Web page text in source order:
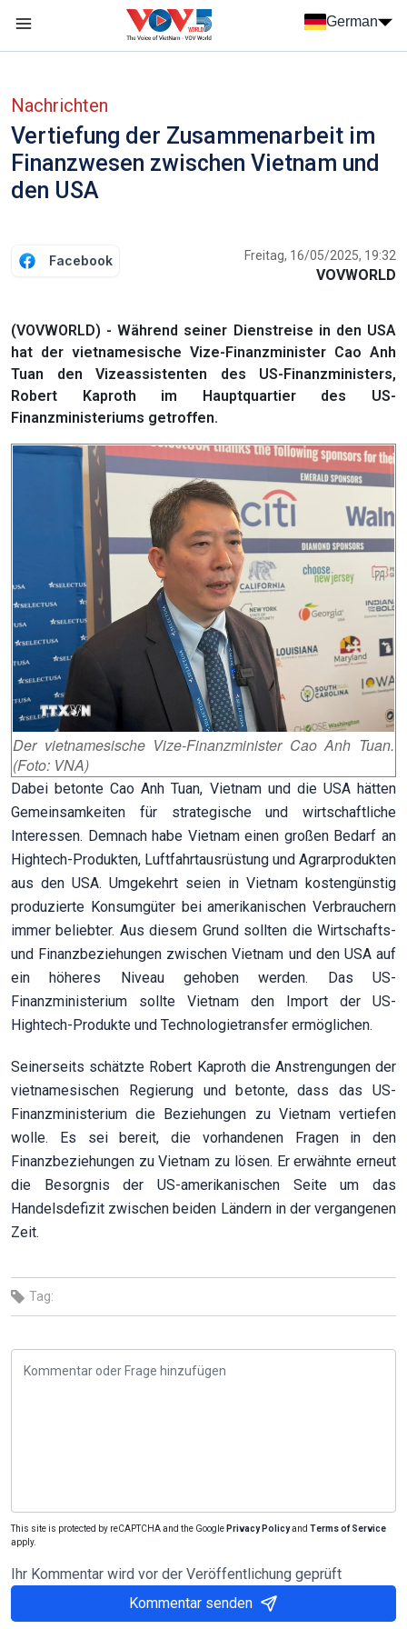
German
Nachrichten
Vertiefung der Zusammenarbeit im
Finanzwesen zwischen Vietnam und
den USA
Facebook Freitag, 16/05/2025, 19:32
VOVWORLD
(VOVWORLD) - Während seiner Dienstreise in den USA
hat der vietnamesische Vize-Finanzminister Cao Anh
Tuan den Vizeassistenten des US-Finanzministers,
Robert Kaproth im Hauptquartier des US-
Finanzministeriums getroffen.
Der vietnamesische Vize-Finanzminister Cao Anh Tuan.
(Foto: VNA)
Dabei betonte Cao Anh Tuan, Vietnam und die USA hätten
Gemeinsamkeiten für strategische und wirtschaftliche
Interessen. Demnach habe Vietnam einen großen Bedarf an
Hightech-Produkten, Luftfahrtausrüstung und Agrarprodukten
aus den USA. Umgekehrt seien in Vietnam kostengünstig
produzierte Konsumgüter bei amerikanischen Verbrauchern
immer beliebter. Aus diesem Grund sollten die Wirtschafts-
und Finanzbeziehungen zwischen Vietnam und den USA auf
ein höheres Niveau gehoben werden. Das US-
Finanzministerium sollte Vietnam den Import der US-
Hightech-Produkte und Technologietransfer ermöglichen.
Seinerseits schätzte Robert Kaproth die Anstrengungen der
vietnamesischen Regierung und betonte, dass das US-
Finanzministerium die Beziehungen zu Vietnam vertiefen
wolle. Es sei bereit, die vorhandenen Fragen in den
Finanzbeziehungen zu Vietnam zu lösen. Er erwähnte erneut
die Besorgnis der US-amerikanischen Seite um das
Handelsdefizit zwischen beiden Ländern in der vergangenen
Zeit.
Tag:
This site is protected by reCAPTCHA and the Google Privacy Policyand Terms of Service
apply.
Ihr Kommentar wird vor der Veröffentlichung geprüft
Kommentar senden